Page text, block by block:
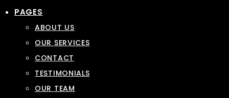
PAGES
ABOUT US
OUR SERVICES
CONTACT
TESTIMONIALS
OUR TEAM